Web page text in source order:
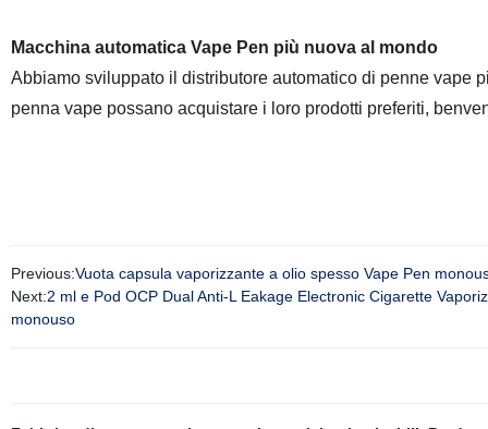
Macchina automatica Vape Pen più nuova al mondo
Abbiamo sviluppato il distributore automatico di penne vape
penna vape possano acquistare i loro prodotti preferiti,
Previous:Vuota capsula vaporizzante a olio spesso Vape Pen
Next:2 ml e Pod OCP Dual Anti-L Eakage Electronic Cigarette
monouso